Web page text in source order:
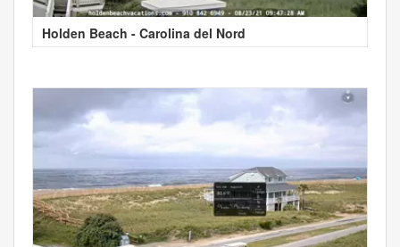
Holden Beach - Carolina del Nord